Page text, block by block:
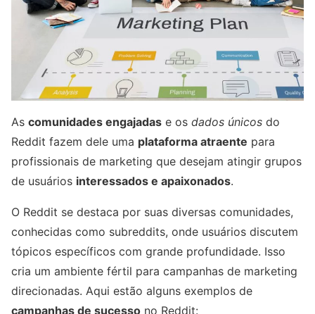
As comunidades engajadas e os dados únicos do
Reddit fazem dele uma plataforma atraente para
profissionais de marketing que desejam atingir grupos
de usuários interessados e apaixonados.
O Reddit se destaca por suas diversas comunidades,
conhecidas como subreddits, onde usuários discutem
tópicos específicos com grande profundidade. Isso
cria um ambiente fértil para campanhas de marketing
direcionadas. Aqui estão alguns exemplos de
campanhas de sucesso no Reddit: